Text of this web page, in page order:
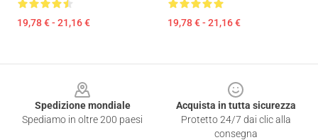
19,78 € - 21,16 € 19,78 € - 21,16 €
Spedizione mondiale
Spediamo in oltre 200 paesi
Acquista in tutta sicurezza
Protetto 24/7 dai clic alla
consegna